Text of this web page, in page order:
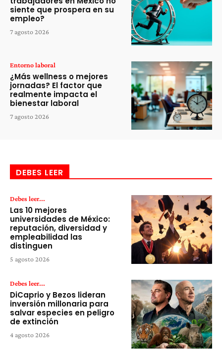
siente que prospera en su
empleo?
7 agosto 2026
Entorno laboral
¿Más wellness o mejores
jornadas? El factor que
realmente impacta el
bienestar laboral
7 agosto 2026
DEBES LEER
Debes leer...
Las 10 mejores
universidades de México:
reputación, diversidad y
empleabilidad las
distinguen
5 agosto 2026
Debes leer...
DiCaprio y Bezos lideran
inversión millonaria para
salvar especies en peligro
de extinción
4 agosto 2026